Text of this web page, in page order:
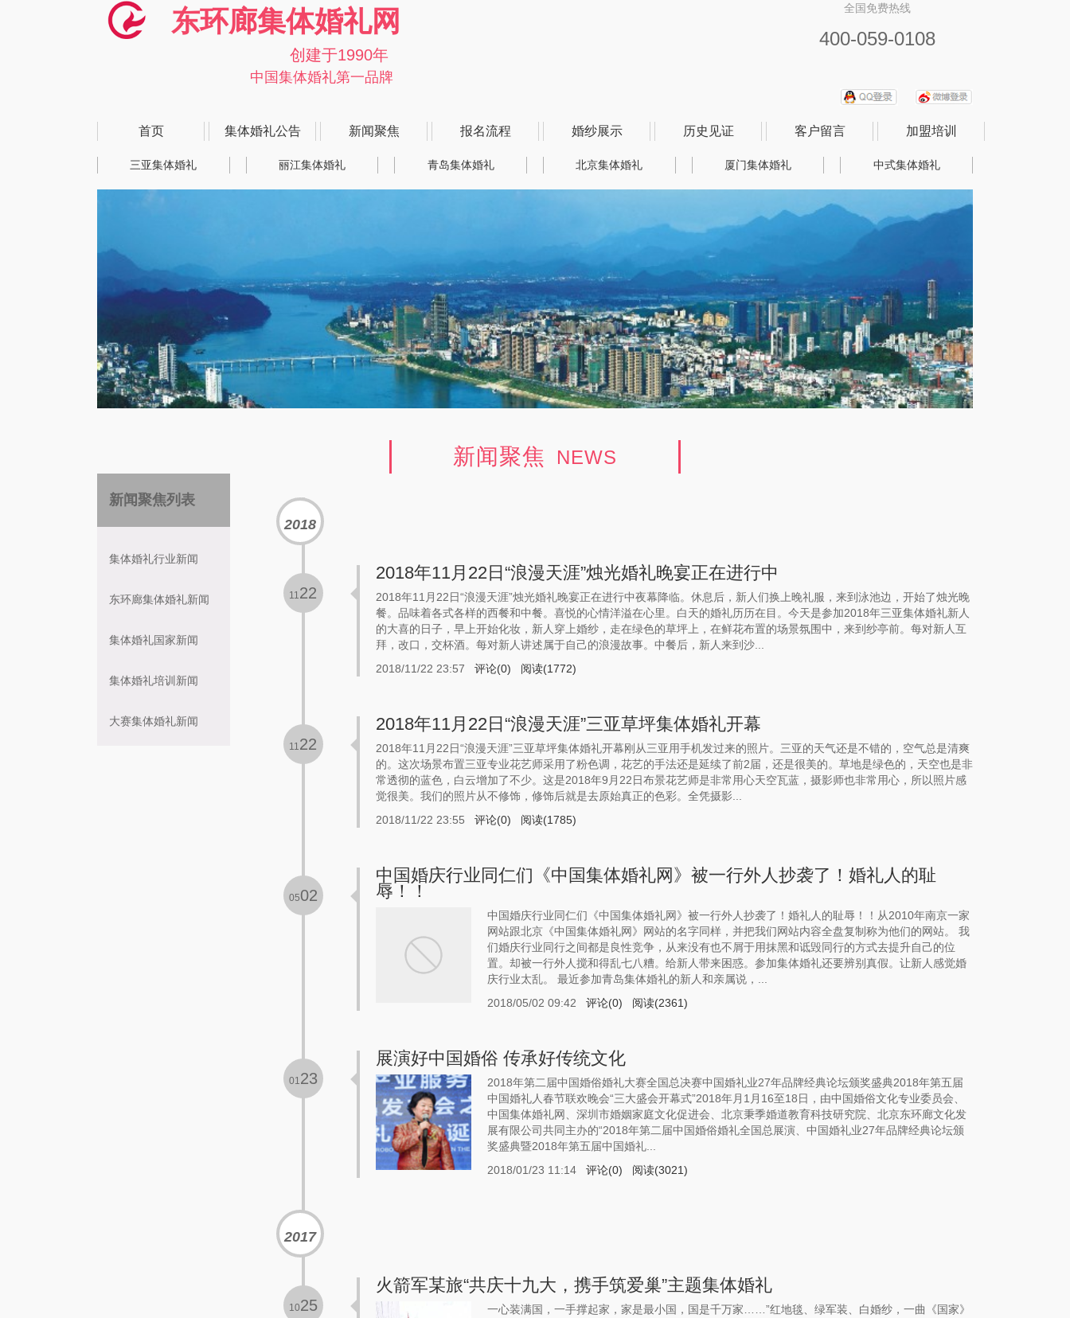
东环廊集体婚礼网
创建于1990年
中国集体婚礼第一品牌
全国免费热线
400-059-0108
首页 集体婚礼公告 新闻聚焦 报名流程 婚纱展示 历史见证 客户留言 加盟培训
三亚集体婚礼 丽江集体婚礼 青岛集体婚礼 北京集体婚礼 厦门集体婚礼 中式集体婚礼
新闻聚焦 NEWS
新闻聚焦列表
集体婚礼行业新闻
东环廊集体婚礼新闻
集体婚礼国家新闻
集体婚礼培训新闻
大赛集体婚礼新闻
2018
1122
2018年11月22日“浪漫天涯”烛光婚礼晚宴正在进行中
2018年11月22日“浪漫天涯”烛光婚礼晚宴正在进行中夜幕降临。休息后，新人们换上晚礼服，来到泳池边，开始了烛光晚
餐。品味着各式各样的西餐和中餐。喜悦的心情洋溢在心里。白天的婚礼历历在目。今天是参加2018年三亚集体婚礼新人
的大喜的日子，早上开始化妆，新人穿上婚纱，走在绿色的草坪上，在鲜花布置的场景氛围中，来到纱亭前。每对新人互
拜，改口，交杯酒。每对新人讲述属于自己的浪漫故事。中餐后，新人来到沙...
2018/11/22 23:57 评论(0) 阅读(1772)
1122
2018年11月22日“浪漫天涯”三亚草坪集体婚礼开幕
2018年11月22日“浪漫天涯”三亚草坪集体婚礼开幕刚从三亚用手机发过来的照片。三亚的天气还是不错的，空气总是清爽
的。这次场景布置三亚专业花艺师采用了粉色调，花艺的手法还是延续了前2届，还是很美的。草地是绿色的，天空也是非
常透彻的蓝色，白云增加了不少。这是2018年9月22日布景花艺师是非常用心天空瓦蓝，摄影师也非常用心，所以照片感
觉很美。我们的照片从不修饰，修饰后就是去原始真正的色彩。全凭摄影...
2018/11/22 23:55 评论(0) 阅读(1785)
0502
中国婚庆行业同仁们《中国集体婚礼网》被一行外人抄袭了！婚礼人的耻
辱！！
中国婚庆行业同仁们《中国集体婚礼网》被一行外人抄袭了！婚礼人的耻辱！！从2010年南京一家
网站跟北京《中国集体婚礼网》网站的名字同样，并把我们网站内容全盘复制称为他们的网站。 我
们婚庆行业同行之间都是良性竞争，从来没有也不屑于用抹黑和诋毁同行的方式去提升自己的位
置。却被一行外人搅和得乱七八糟。给新人带来困惑。参加集体婚礼还要辨别真假。让新人感觉婚
庆行业太乱。 最近参加青岛集体婚礼的新人和亲属说，...
2018/05/02 09:42 评论(0) 阅读(2361)
0123
展演好中国婚俗 传承好传统文化
2018年第二届中国婚俗婚礼大赛全国总决赛中国婚礼业27年品牌经典论坛颁奖盛典2018年第五届
中国婚礼人春节联欢晚会“三大盛会开幕式”2018年月1月16至18日，由中国婚俗文化专业委员会、
中国集体婚礼网、深圳市婚姻家庭文化促进会、北京秉季婚道教育科技研究院、北京东环廊文化发
展有限公司共同主办的“2018年第二届中国婚俗婚礼全国总展演、中国婚礼业27年品牌经典论坛颁
奖盛典暨2018年第五届中国婚礼...
2018/01/23 11:14 评论(0) 阅读(3021)
2017
1025
火箭军某旅“共庆十九大，携手筑爱巢”主题集体婚礼
一心装满国，一手撑起家，家是最小国，国是千万家……”红地毯、绿军装、白婚纱，一曲《国家》